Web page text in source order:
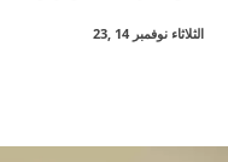
الثلاثاء نوفمبر 14 ,23